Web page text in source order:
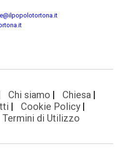
Chi siamo
Chiesa
Cookie Policy
Termini di Utilizzo